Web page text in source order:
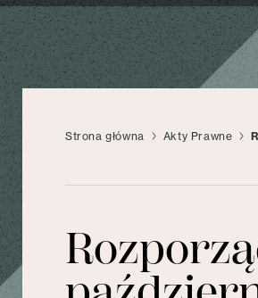
Strona główna Akty Prawne